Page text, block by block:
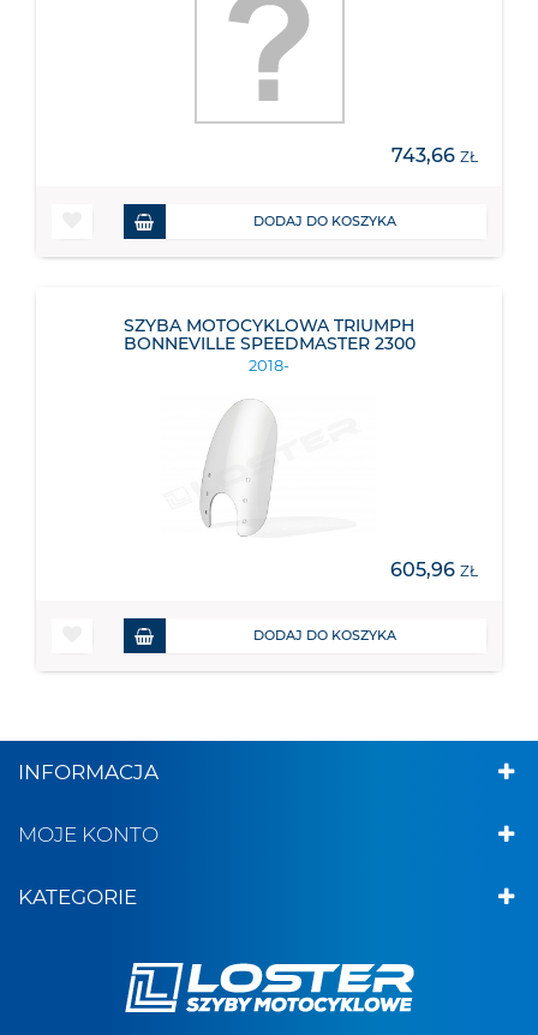
743,66 ZŁ
DODAJ DO KOSZYKA
SZYBA MOTOCYKLOWA TRIUMPH
BONNEVILLE SPEEDMASTER 2300
2018-
605,96 ZŁ
DODAJ DO KOSZYKA
INFORMACJA
MOJE KONTO
KATEGORIE